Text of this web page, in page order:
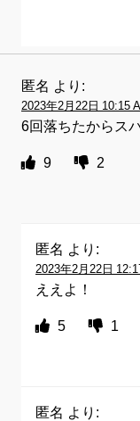
匿名 より:
2023年2月22日 10:15
6回落ちたからス
9 2
匿名 より:
2023年2月22日
ええよ！
5 1
匿名 より: